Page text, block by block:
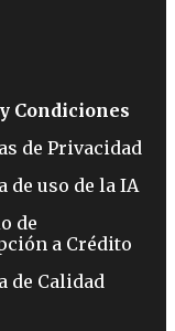
Condiciones
de Privacidad
de uso de la IA
de
a Crédito
de Calidad